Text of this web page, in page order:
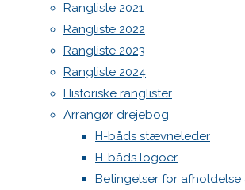
Rangliste 2021
Rangliste 2022
Rangliste 2023
Rangliste 2024
Historiske ranglister
Arrangør drejebog
H-båds stævneleder
H-båds logoer
Betingelser for
Skriv
et
svar
WordPress.org